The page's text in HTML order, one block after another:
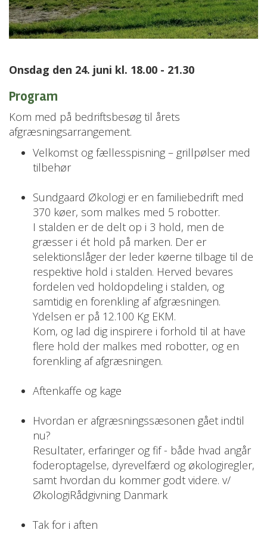
Onsdag den 24. juni kl. 18.00 - 21.30
Program
Kom med på bedriftsbesøg til årets
afgræsningsarrangement.
Velkomst og fællesspisning – grillpølser med
tilbehør
Sundgaard Økologi er en familiebedrift med
370 køer, som malkes med 5 robotter.
I stalden er de delt op i 3 hold, men de
græsser i ét hold på marken. Der er
selektionslåger der leder køerne tilbage til de
respektive hold i stalden. Herved bevares
fordelen ved holdopdeling i stalden, og
samtidig en forenkling af afgræsningen.
Ydelsen er på 12.100 Kg EKM.
Kom, og lad dig inspirere i forhold til at have
flere hold der malkes med robotter, og en
forenkling af afgræsningen.
Aftenkaffe og kage
Hvordan er afgræsningssæsonen gået indtil
nu?
Resultater, erfaringer og fif - både hvad angår
foderoptagelse, dyrevelfærd og økologiregler,
samt hvordan du kommer godt videre. v/
ØkologiRådgivning Danmark
Tak for i aften